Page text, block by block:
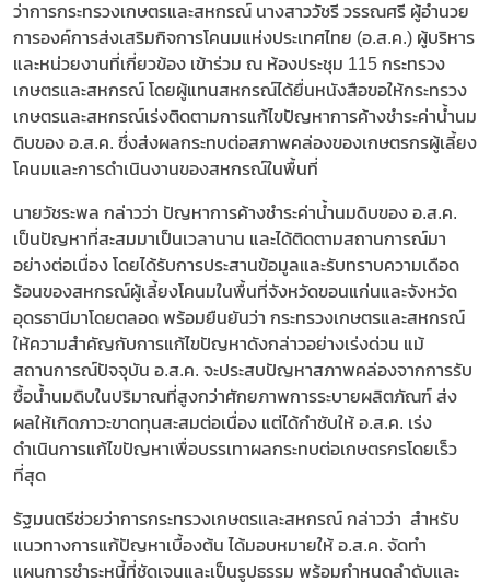
ว่าการกระทรวงเกษตรและสหกรณ์ นางสาววัชรี วรรณศรี ผู้อำนวย
การองค์การส่งเสริมกิจการโคนมแห่งประเทศไทย (อ.ส.ค.) ผู้บริหาร
และหน่วยงานที่เกี่ยวข้อง เข้าร่วม ณ ห้องประชุม 115 กระทรวง
เกษตรและสหกรณ์ โดยผู้แทนสหกรณ์ได้ยื่นหนังสือขอให้กระทรวง
เกษตรและสหกรณ์เร่งติดตามการแก้ไขปัญหาการค้างชำระค่าน้ำนม
ดิบของ อ.ส.ค. ซึ่งส่งผลกระทบต่อสภาพคล่องของเกษตรกรผู้เลี้ยง
โคนมและการดำเนินงานของสหกรณ์ในพื้นที่
นายวัชระพล กล่าวว่า ปัญหาการค้างชำระค่าน้ำนมดิบของ อ.ส.ค.
เป็นปัญหาที่สะสมมาเป็นเวลานาน และได้ติดตามสถานการณ์มา
อย่างต่อเนื่อง โดยได้รับการประสานข้อมูลและรับทราบความเดือด
ร้อนของสหกรณ์ผู้เลี้ยงโคนมในพื้นที่จังหวัดขอนแก่นและจังหวัด
อุดรธานีมาโดยตลอด พร้อมยืนยันว่า กระทรวงเกษตรและสหกรณ์
ให้ความสำคัญกับการแก้ไขปัญหาดังกล่าวอย่างเร่งด่วน แม้
สถานการณ์ปัจจุบัน อ.ส.ค. จะประสบปัญหาสภาพคล่องจากการรับ
ซื้อน้ำนมดิบในปริมาณที่สูงกว่าศักยภาพการระบายผลิตภัณฑ์ ส่ง
ผลให้เกิดภาวะขาดทุนสะสมต่อเนื่อง แต่ได้กำชับให้ อ.ส.ค. เร่ง
ดำเนินการแก้ไขปัญหาเพื่อบรรเทาผลกระทบต่อเกษตรกรโดยเร็ว
ที่สุด
รัฐมนตรีช่วยว่าการกระทรวงเกษตรและสหกรณ์ กล่าวว่า สำหรับ
แนวทางการแก้ปัญหาเบื้องต้น ได้มอบหมายให้ อ.ส.ค. จัดทำ
แผนการชำระหนี้ที่ชัดเจนและเป็นรูปธรรม พร้อมกำหนดลำดับและ